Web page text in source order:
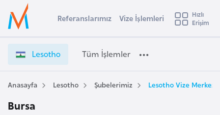
Ülke Seçimi
Başvuru yapmak istediğiniz ülkeyi seçin
Üye
Girişi
e
o
t
h
e
t
Referanslarımız Vize İşlemleri
Hızlı
Erişim
Lesotho Tüm İşlemler
Anasayfa Lesotho Şubelerimiz Lesotho Vize
Bursa
s
t
r
a